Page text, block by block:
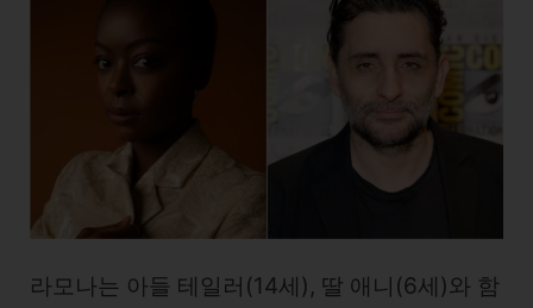
라모나는 아들 테일러(14세), 딸 애니(6세)와 함